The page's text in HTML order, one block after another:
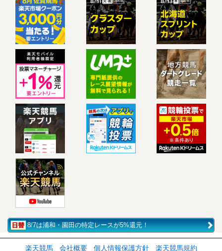
8/7は浦和・園田の特定レースが5%還元！
楽天競馬 会社概要 個人情報保護方針 楽天競馬規約